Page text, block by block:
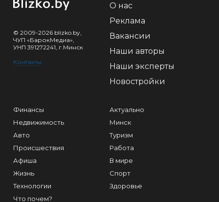
© 2009-2026 blizko.by,
ЧУП «БарокМедиа»,
УНП 391272241, г.Минск
Контакты
О нас
Реклама
Вакансии
Наши авторы
Наши эксперты
Новостройки
Финансы
Недвижимость
Авто
Происшествия
Афиша
Жизнь
Технологии
Что почем?
Актуально
Минск
Туризм
Работа
В мире
Спорт
Здоровье